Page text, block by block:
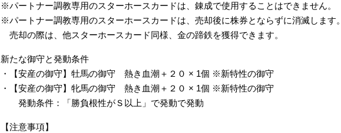
※パートナー調教専用のスターホースカードは、錬成で使用することはできません。
※パートナー調教専用のスターホースカードは、売却後に株券とならずに消滅します。
売却の際は、他スターホースカード同様、金の蹄鉄を獲得できます。
新たな御守と発動条件
・【安産の御守】牡馬の御守 熱き血潮＋２０ × 1個 ※新特性の御守
・【安産の御守】牝馬の御守 熱き血潮＋２０ × 1個 ※新特性の御守
発動条件：「勝負根性がＳ以上」で発動で発動
【注意事項】